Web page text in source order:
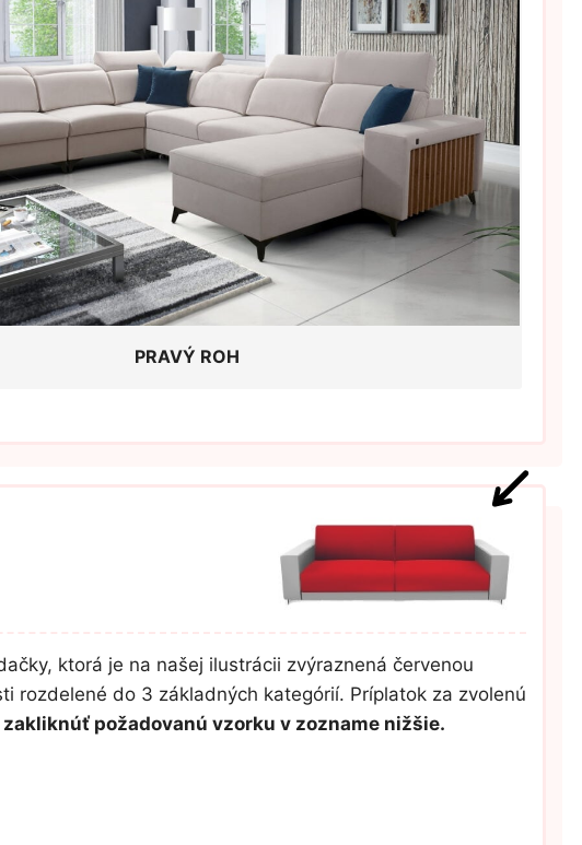
PRAVÝ ROH
ktorá je na našej ilustrácii zvýraznená červenou
rozdelené do 3 základných kategórií. Príplatok za zvolenú
požadovanú vzorku v zozname nižšie.